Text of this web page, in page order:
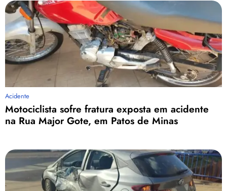
Acidente
Motociclista sofre fratura exposta em acidente
na Rua Major Gote, em Patos de Minas